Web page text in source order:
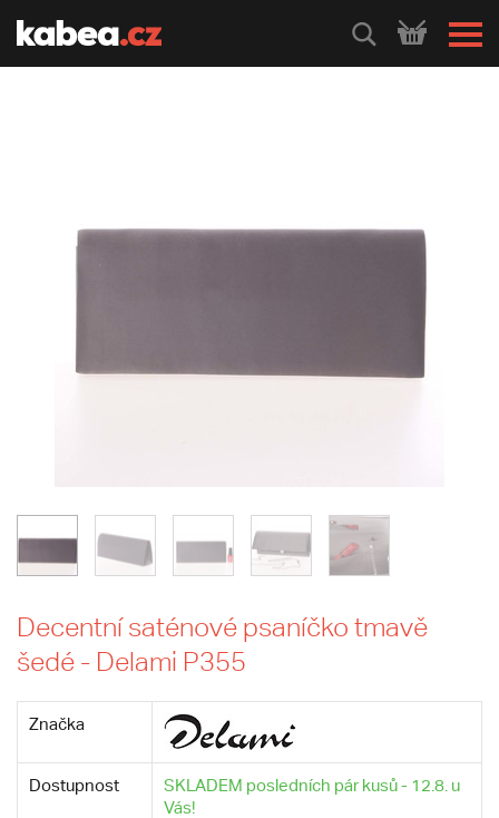
HLEDEJ
Decentní saténové psaníčko tmavě
šedé - Delami P355
Značka
Dostupnost
SKLADEM posledních pár kusů - 12.8. u
Vás!